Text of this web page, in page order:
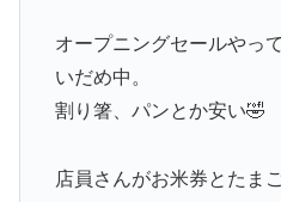
オープニングセールやっ
いだめ中。
割り箸、パンとか安い🤣
店員さんがお米券とたま